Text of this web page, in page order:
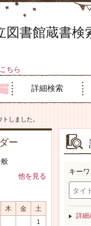
図書館蔵書検
ちら
詳細検索
しました。
ー
他を見る
木 金 土
1
キー
詳細